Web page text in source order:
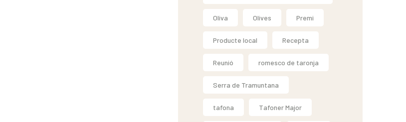
Oliva Olives Premi
Producte local Recepta
Reunió romesco de taronja
Serra de Tramuntana
tafona Tafoner Major